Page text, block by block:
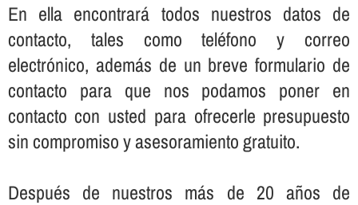
En ella encontrará todos nuestros datos de
contacto, tales como teléfono y correo
electrónico, además de un breve formulario de
contacto para que nos podamos poner en
contacto con usted para ofrecerle presupuesto
sin compromiso y asesoramiento gratuito.
Después de nuestros más de 20 años de